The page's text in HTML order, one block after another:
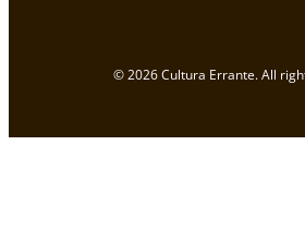
© 2026 Cultura Errante. All